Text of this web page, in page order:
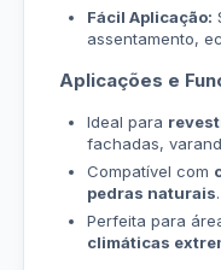
Fácil Aplicação:
assentamento,
Aplicações e
Ideal para
fachadas,
Compatível com
pedras naturais.
Perfeita para
climáticas